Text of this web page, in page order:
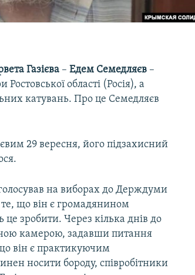
Газієва –Едем Семедляєв –
області (Росія), а
катувань. Про це Семедляєв
29 вересня, його підзахисний
на виборах до Держдуми
те, що він є громадянином
зробити. Через кілька днів до
камерою, задавши питання
що він є практикуючим
носити бороду, співробітники